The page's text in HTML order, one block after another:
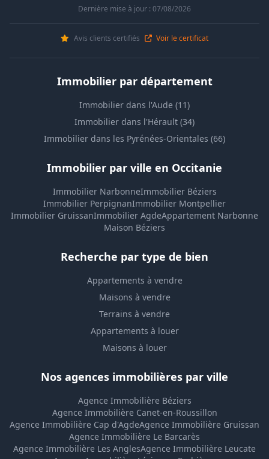
Dernière mise à jour : 07/08/2026
Avis clients certifiés Voir le certificat
Immobilier par département
Immobilier dans l'Aude (11)
Immobilier dans l'Hérault (34)
Immobilier dans les Pyrénées-Orientales (66)
Immobilier par ville en Occitanie
Immobilier NarbonneImmobilier Béziers
Immobilier PerpignanImmobilier Montpellier
Immobilier GruissanImmobilier AgdeAppartement Narbonne
Maison Béziers
Recherche par type de bien
Appartements à vendre
Maisons à vendre
Terrains à vendre
Appartements à louer
Maisons à louer
Nos agences immobilières par ville
Agence Immobilière Béziers
Agence Immobilière Canet-en-Roussillon
Agence Immobilière Cap d'AgdeAgence Immobilière Gruissan
Agence Immobilière Le Barcarès
Agence Immobilière Les AnglesAgence Immobilière Leucate